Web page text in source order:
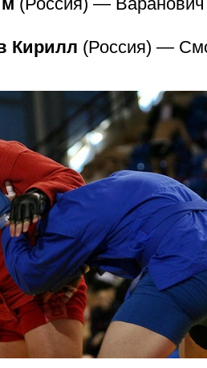
Кирилл (Россия) —